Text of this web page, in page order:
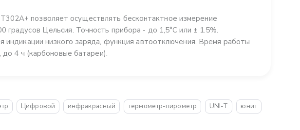
позволяет осуществлять бесконтактное измерение
Цельсия. Точность прибора - до 1,5°C или ± 1.5%.
индикации низкого заряда, функция автоотключения. Время работы
4 ч (карбоновые батареи).
Цифровой инфракрасный термометр-пирометр UNI-T
юнит